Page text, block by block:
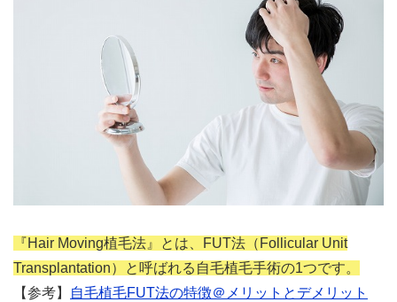
『Hair Moving植毛法』とは、FUT法（Follicular Unit
Transplantation）と呼ばれる自毛植毛手術の1つです。
【参考】
自毛植毛FUT法の特徴＠メリットとデメリット